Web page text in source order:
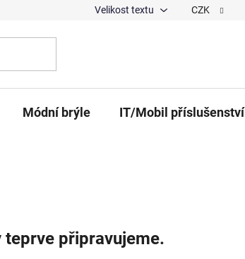
osobních údajů O nás Magazín
Velikost textu CZK
Módní brýle IT/Mobil příslušenství
teprve připravujeme.